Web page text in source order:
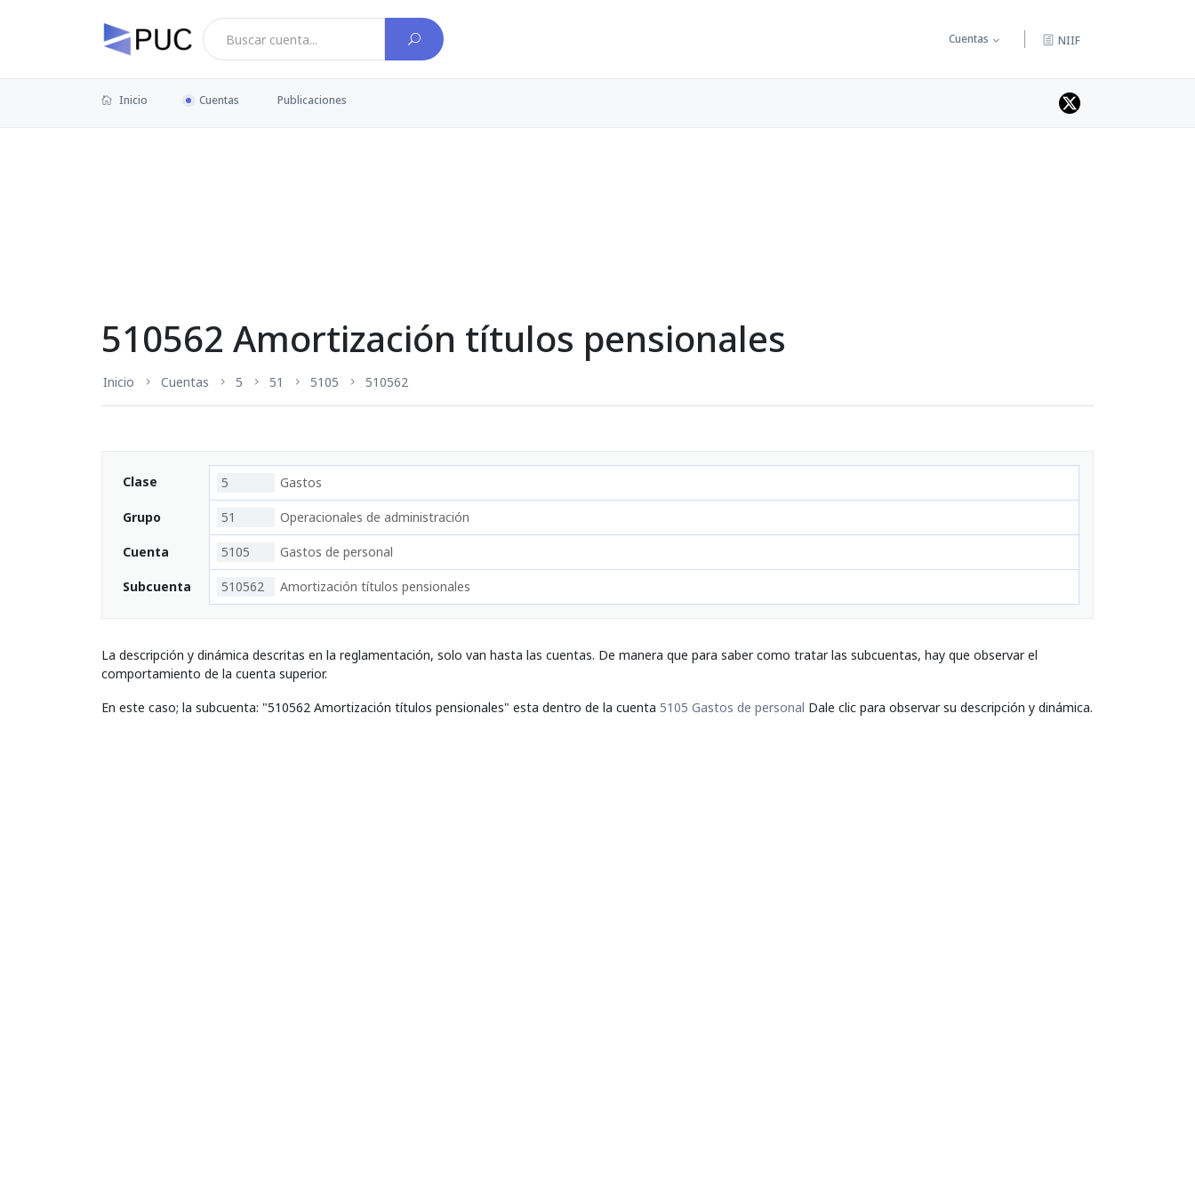
Cuentas NIIF
Inicio Cuentas Publicaciones
510562 Amortización títulos pensionales
Inicio Cuentas 5 51 5105 510562
Clase 5 Gastos
Grupo 51 Operacionales de administración
Cuenta 5105 Gastos de personal
Subcuenta 510562 Amortización títulos pensionales
La descripción y dinámica descritas en la reglamentación, solo van hasta las cuentas. De manera que para saber como tratar las subcuentas, hay que observar el
comportamiento de la cuenta superior.
En este caso; la subcuenta: "510562 Amortización títulos pensionales" esta dentro de la cuenta 5105 Gastos de personal Dale clic para observar su descripción y dinámica.